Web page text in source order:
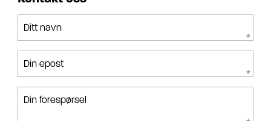
Ditt navn
Din epost
Din forespørsel